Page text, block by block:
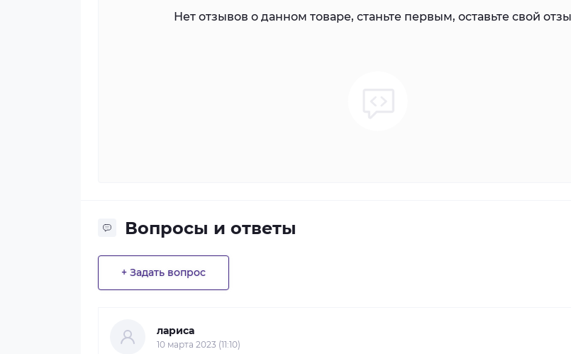
Нет отзывов о данном товаре, станьте первым, оставьте свой
Вопросы и ответы
+ Задать вопрос
лариса
10 марта 2023 (11:10)